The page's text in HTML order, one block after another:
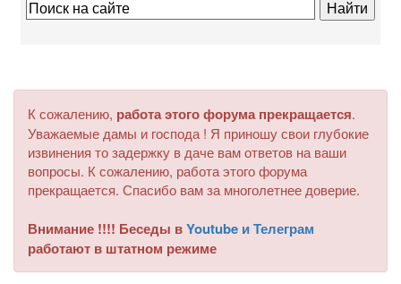
К сожалению, работа этого форума прекращается.
Уважаемые дамы и господа ! Я приношу свои глубокие
извинения то задержку в даче вам ответов на ваши
вопросы. К сожалению, работа этого форума
прекращается. Спасибо вам за многолетнее доверие.
Внимание !!!! Беседы вYoutube и Телеграм
работают в штатном режиме